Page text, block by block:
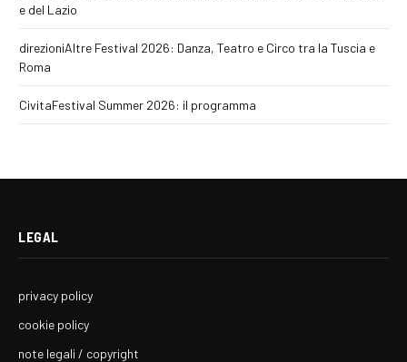
e del Lazio
direzioniAltre Festival 2026: Danza, Teatro e Circo tra la Tuscia e
Roma
CivitaFestival Summer 2026: il programma
LEGAL
privacy policy
cookie policy
note legali / copyright